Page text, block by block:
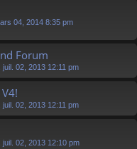
04, 2014 8:35 pm
Forum
juil. 02, 2013 12:11 pm
juil. 02, 2013 12:11 pm
juil. 02, 2013 12:10 pm